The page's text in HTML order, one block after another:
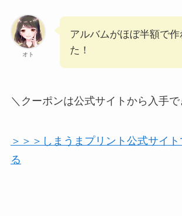
オト
アルバムがほぼ半額で作
た！
＼クーポンは公式サイトから入手で
＞＞＞しまうまプリント公式サイ
る